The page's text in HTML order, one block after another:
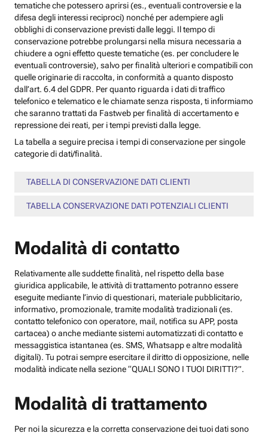
tematiche che potessero aprirsi (es., eventuali controversie e la
difesa degli interessi reciproci) nonché per adempiere agli
obblighi di conservazione previsti dalle leggi. Il tempo di
conservazione potrebbe prolungarsi nella misura necessaria a
chiudere a ogni effetto queste tematiche (es. per concludere le
eventuali controversie), salvo per finalità ulteriori e compatibili con
quelle originarie di raccolta, in conformità a quanto disposto
dall’art. 6.4 del GDPR. Per quanto riguarda i dati di traffico
telefonico e telematico e le chiamate senza risposta, ti informiamo
che saranno trattati da Fastweb per finalità di accertamento e
repressione dei reati, per i tempi previsti dalla legge.
La tabella a seguire precisa i tempi di conservazione per singole
categorie di dati/finalità.
TABELLA DI CONSERVAZIONE DATI CLIENTI
TABELLA CONSERVAZIONE DATI POTENZIALI CLIENTI
Modalità di contatto
Relativamente alle suddette finalità, nel rispetto della base
giuridica applicabile, le attività di trattamento potranno essere
eseguite mediante l’invio di questionari, materiale pubblicitario,
informativo, promozionale, tramite modalità tradizionali (es.
contatto telefonico con operatore, mail, notifica su APP, posta
cartacea) o anche mediante sistemi automatizzati di contatto e
messaggistica istantanea (es. SMS, Whatsapp e altre modalità
digitali). Tu potrai sempre esercitare il diritto di opposizione, nelle
modalità indicate nella sezione “QUALI SONO I TUOI DIRITTI?”.
Modalità di trattamento
Per noi la sicurezza e la corretta conservazione dei tuoi dati sono